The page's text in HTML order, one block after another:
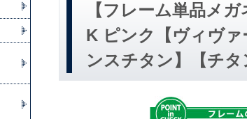
【フレーム単品メ
K ピンク【ヴィヴ
ンスチタン】【チタ